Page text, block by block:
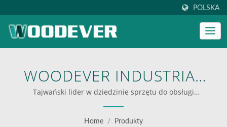
POLSKA
WOODEVER INDUSTRIAL
CO., LTD.
Tajwański lider w dziedzinie sprzętu do obsługi
materiałów, od wózków ręcznych po wielofunkcyjne wózki.
Home / Produkty